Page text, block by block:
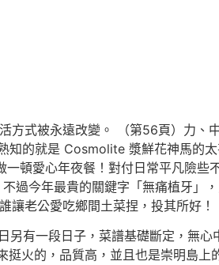
式被永遠改變。 （第56頁）力、
的就是 Cosmolite 漿鮮花神馬的
頓愛心年夜餐！對付日常平凡險些
過今年最貴的關鍵字「無痛植牙」
讓老公愛吃鄉間土菜捏，投其所好！
有一段日子，菜譜基礎斷定，無心
火的，品質高，並且也是崇明島上